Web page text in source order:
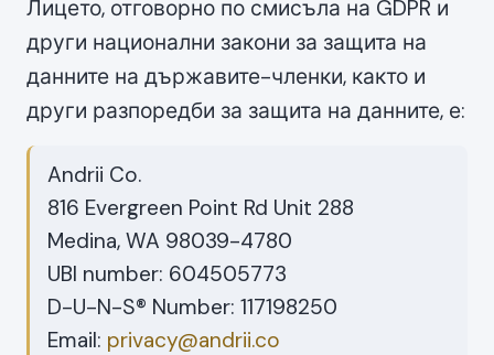
Лицето, отговорно по смисъла на GDPR и
други национални закони за защита на
данните на държавите-членки, както и
други разпоредби за защита на данните, е:
Andrii Co.
816 Evergreen Point Rd Unit 288
Medina, WA 98039-4780
UBI number: 604505773
D-U-N-S® Number: 117198250
Email: privacy@andrii.co